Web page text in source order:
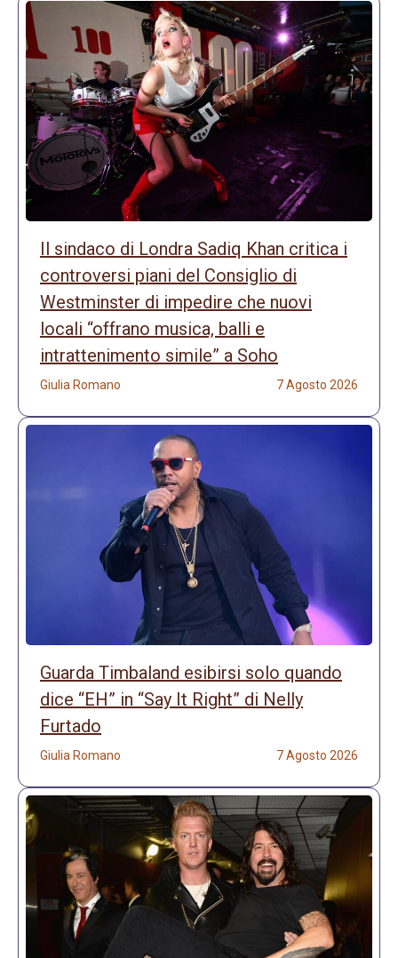
Il sindaco di Londra Sadiq Khan critica i
controversi piani del Consiglio di
Westminster di impedire che nuovi
locali “offrano musica, balli e
intrattenimento simile” a Soho
Giulia Romano 7 Agosto 2026
Guarda Timbaland esibirsi solo quando
dice “EH” in “Say It Right” di Nelly
Furtado
Giulia Romano 7 Agosto 2026